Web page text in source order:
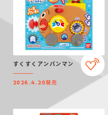
すくすくアンパンマン
2026.4.20発売